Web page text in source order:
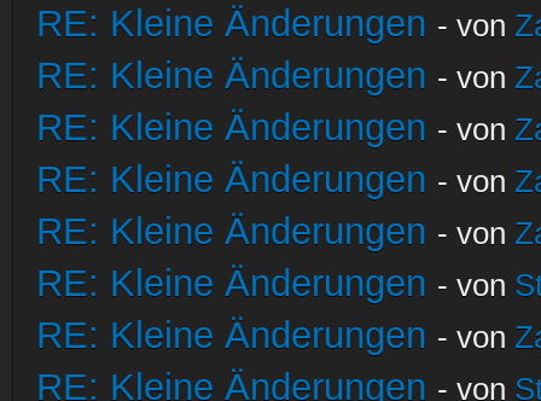
RE: Kleine Änderungen - von
RE: Kleine Änderungen - von
RE: Kleine Änderungen - von
RE: Kleine Änderungen - von
RE: Kleine Änderungen - von
RE: Kleine Änderungen - von
RE: Kleine Änderungen - von
RE: Kleine Änderungen - von